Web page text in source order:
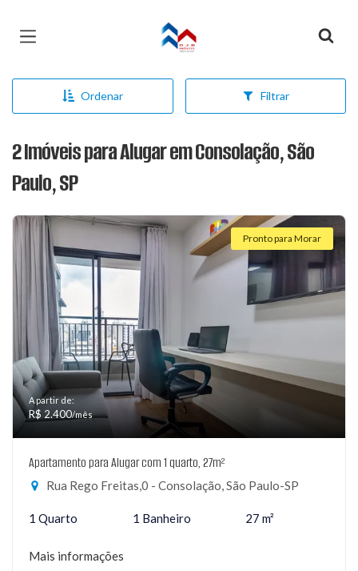
Página inicial
Ordenar Filtrar
2 Imóveis para Alugar em Consolação, São
Paulo, SP
Pronto para Morar
A partir de:
R$ 2.400/mês
Apartamento para Alugar com 1 quarto, 27m²
Rua Rego Freitas,0 - Consolação, São Paulo-SP
1 Quarto 1 Banheiro 27 m²
Mais informações